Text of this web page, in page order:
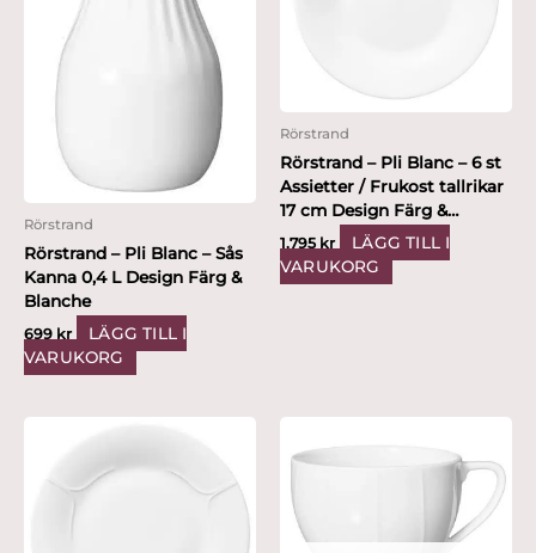
Rörstrand
Rörstrand – Pli Blanc – Sås
Kanna 0,4 L Design Färg &
Blanche
699 kr
LÄGG TILL I
VARUKORG
Rörstrand
Rörstrand – Pli Blanc – 6 st
Assietter / Frukost tallrikar
17 cm Design Färg &
Blanche
1,795 kr
LÄGG TILL I
VARUKORG